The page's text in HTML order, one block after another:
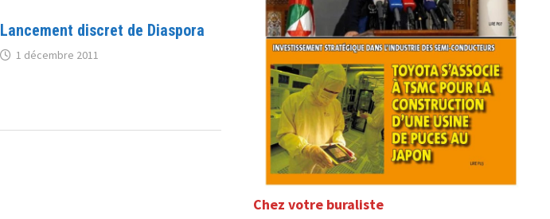
Lancement discret de Diaspora
1 décembre 2011
Chez votre buraliste